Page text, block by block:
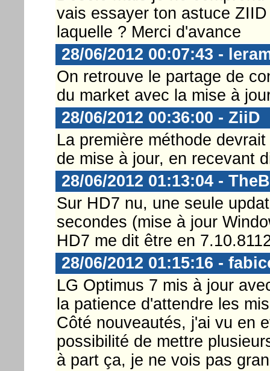
vais essayer ton astuce
laquelle ? Merci d'avance
28/06/2012 00:07:43 -
On retrouve le partage de
du market avec la mise à
28/06/2012 00:36:00 - ZiiD
La première méthode
de mise à jour, en recevant
28/06/2012 01:13:04 -
Sur HD7 nu, une seule
secondes (mise à jour
HD7 me dit être en
28/06/2012 01:15:16 -
LG Optimus 7 mis à jour
la patience d'attendre les
Côté nouveautés, j'ai vu en
possibilité de mettre
à part ça, je ne vois pas